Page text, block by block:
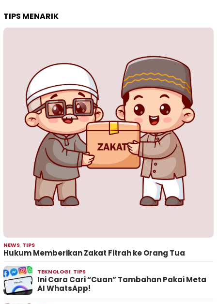
TIPS MENARIK
NEWS, TIPS
Hukum Memberikan Zakat Fitrah ke Orang Tua
TEKNOLOGI, TIPS
Ini Cara Cari “Cuan” Tambahan Pakai Meta
AI WhatsApp!